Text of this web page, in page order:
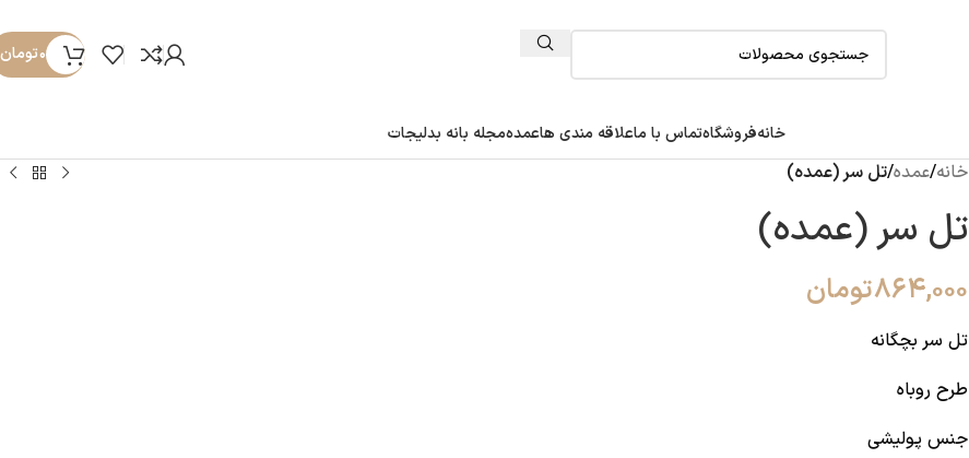
۰تومان
خانهفروشگاهتماس با ماعلاقه مندی هاعمدهمجله بانه بدلیجات
خانه/عمده/تل سر (عمده)
تل سر (عمده)
۸۶۴,۰۰۰تومان
تل سر بچگانه
طرح روباه
جنس پولیشی